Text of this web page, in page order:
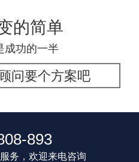
的简单
成功的一半
问要个方案吧
893
务，欢迎来电咨询